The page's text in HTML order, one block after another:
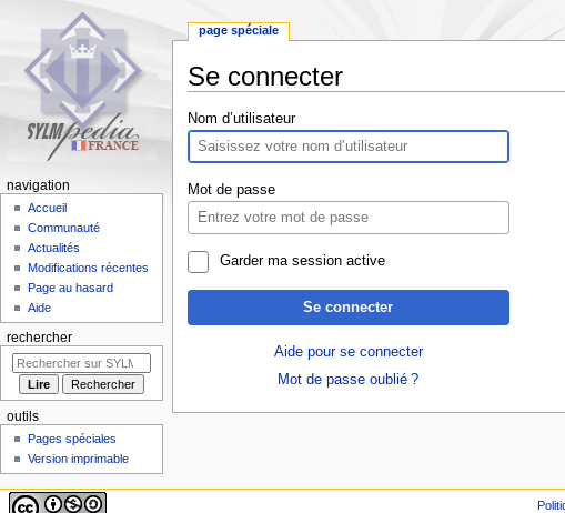
Se connecter
Aller
à
la
navigation
Aller
à
la
recherche
Nom d’utilisateur
Mot de passe
Garder ma session active
Se connecter
Aide pour se connecter
Mot de passe oublié ?
page spéciale
navigation
Accueil
Communauté
Actualités
Modifications récentes
Page au hasard
Aide
rechercher
outils
Pages spéciales
Version imprimable